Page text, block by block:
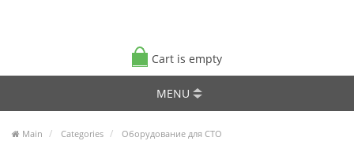
Cart is empty
MENU
Main Categories
Оборудование для СТО